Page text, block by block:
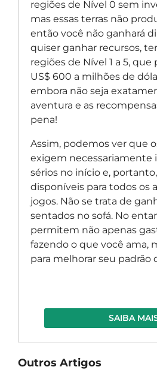
regiões de Nível 0 sem
mas essas terras não
então você não ganhará
quiser ganhar recursos,
regiões de Nível 1 a 5,
US$ 600 a milhões de
embora não seja
aventura e as
pena!
Assim, podemos ver que
exigem necessariamente
sérios no início e,
disponíveis para todos os
jogos. Não se trata de
sentados no sofá. No
permitem não apenas
fazendo o que você ama,
para melhorar seu padrão
SAIBA
Outros Artigos